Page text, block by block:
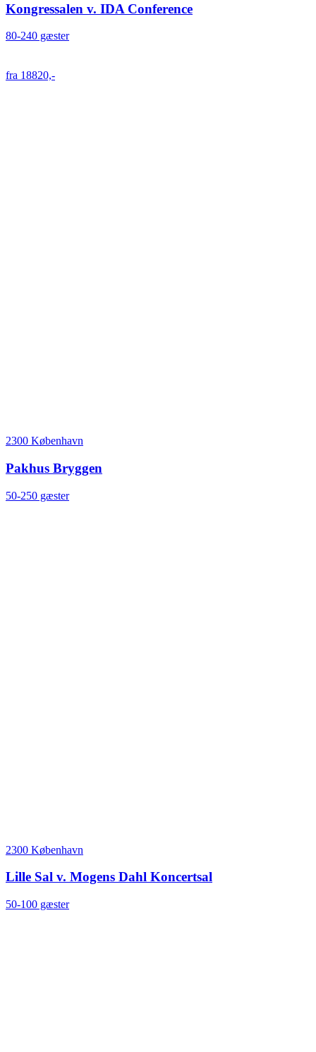
Kongressalen v. IDA Conference
80-240 gæster
fra 18820,-
2300 København
Pakhus Bryggen
50-250 gæster
2300 København
Lille Sal v. Mogens Dahl Koncertsal
50-100 gæster